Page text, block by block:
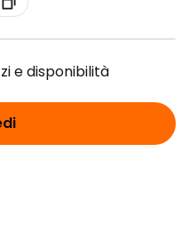
e disponibilità